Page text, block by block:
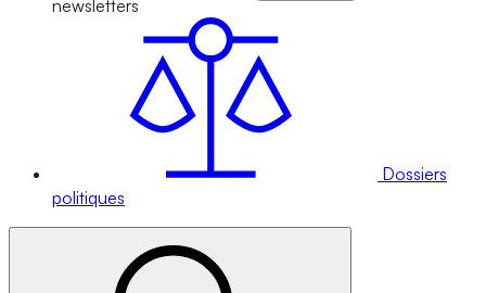
newsletters
Dossiers
politiques